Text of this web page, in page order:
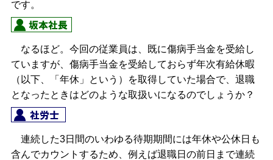
です。
なるほど。今回の従業員は、既に傷病手当金を受給し
ていますが、傷病手当金を受給しておらず年次有給休暇
（以下、「年休」という）を取得していた場合で、退職
となったときはどのような取扱いになるのでしょうか？
連続した3日間のいわゆる待期期間には年休や公休日も
含んでカウントするため、例えば退職日の前日まで連続